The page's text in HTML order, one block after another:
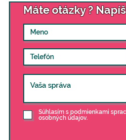
receptu lekárom :  od 36€ /
Máte otázky ?
Súhlasím s podmienkami
osobných údajov.